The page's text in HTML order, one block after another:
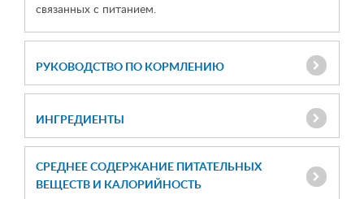
связанных с питанием.
РУКОВОДСТВО ПО КОРМЛЕНИЮ
ИНГРЕДИЕНТЫ
СРЕДНЕЕ СОДЕРЖАНИЕ ПИТАТЕЛЬНЫХ
ВЕЩЕСТВ И КАЛОРИЙНОСТЬ